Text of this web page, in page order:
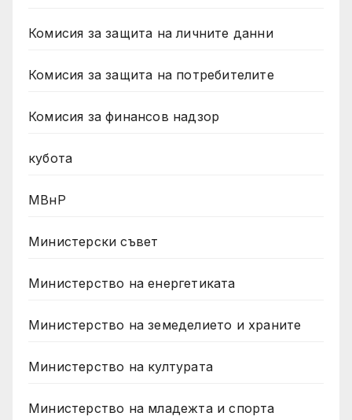
Комисия за защита на личните данни
Комисия за защита на потребителите
Комисия за финансов надзор
кубота
МВнР
Министерски съвет
Министерство на енергетиката
Министерство на земеделието и храните
Министерство на културата
Министерство на младежта и спорта